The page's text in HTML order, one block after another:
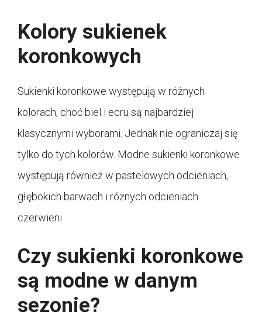
Kolory sukienek
koronkowych
Sukienki koronkowe występują w różnych
kolorach, choć biel i ecru są najbardziej
klasycznymi wyborami. Jednak nie ograniczaj się
tylko do tych kolorów. Modne sukienki koronkowe
występują również w pastelowych odcieniach,
głębokich barwach i różnych odcieniach
czerwieni.
Czy sukienki koronkowe
są modne w danym
sezonie?